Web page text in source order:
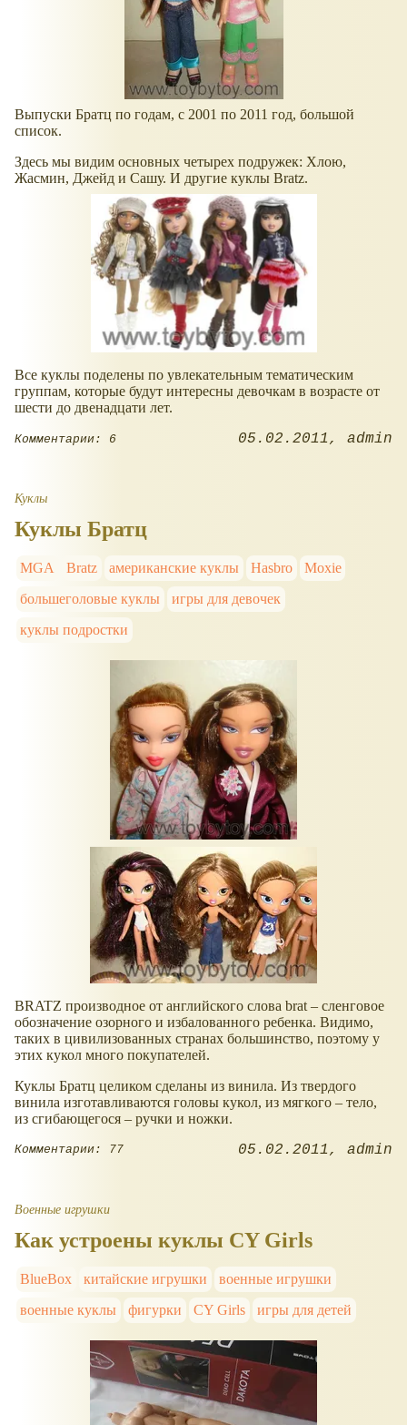
Выпуски Братц по годам, с 2001 по 2011 год, большой
список.
Здесь мы видим основных четырех подружек: Хлою,
Жасмин, Джейд и Сашу. И другие куклы Bratz.
Все куклы поделены по увлекательным тематическим
группам, которые будут интересны девочкам в возрасте от
шести до двенадцати лет.
Комментарии: 6 05.02.2011 admin
Куклы
Куклы Братц
MGA Bratz американские куклы Hasbro
Moxie
большеголовые куклы
игры для девочек
куклы подростки
BRATZ производное от английского слова brat – сленговое
обозначение озорного и избалованного ребенка. Видимо,
таких в цивилизованных странах большинство, поэтому у
этих кукол много покупателей.
Куклы Братц целиком сделаны из винила. Из твердого
винила изготавливаются головы кукол, из мягкого – тело,
из сгибающегося – ручки и ножки.
Комментарии: 77 05.02.2011 admin
Военные игрушки
Как устроены куклы CY Girls
BlueBox китайские игрушки
военные игрушки
военные куклы
фигурки CY Girls игры для детей